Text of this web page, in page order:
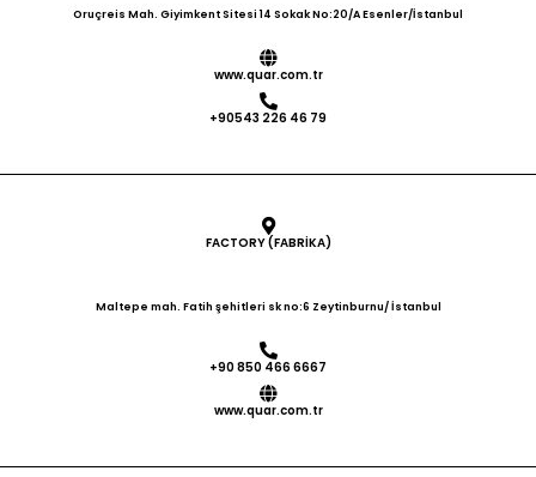
Oruçreis Mah. Giyimkent Sitesi 14 Sokak No:20/A Esenler/İstanbul
www.quar.com.tr
+90543 226 46 79
FACTORY (FABRİKA)
Maltepe mah. Fatih şehitleri sk no:6 Zeytinburnu/ İstanbul
+90 850 466 6667
www.quar.com.tr